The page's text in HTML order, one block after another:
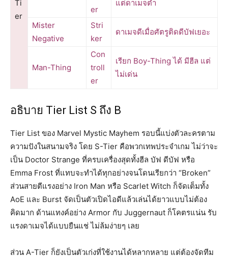
Ti
er
er
แต่ดาเมจต่ำ
Mister
Negative
Stri
ker
ดาเมจดีเมื่อศัตรูติดดีบัฟเยอะ
Man-Thing
Con
troll
er
เรียก Boy-Thing ได้ มีฮีล แต่
ไม่เด่น
อธิบาย Tier List S ถึง B
Tier List ของ Marvel Mystic Mayhem รอบนี้แบ่งตัวละครตาม
ความปังในสนามจริง โดย S-Tier คือพวกเทพประจำเกม ไม่ว่าจะ
เป็น Doctor Strange ที่ครบเครื่องสุดทั้งฮีล บัฟ ดีบัฟ หรือ
Emma Frost ที่แทบจะทำได้ทุกอย่างจนโดนเรียกว่า “Broken”
ส่วนสายตีแรงอย่าง Iron Man หรือ Scarlet Witch ก็จัดเต็มทั้ง
AoE และ Burst จัดเป็นตัวเปิดไอดีแล้วเล่นได้ยาวแบบไม่ต้อง
คิดมาก ด้านแทงค์อย่าง Armor กับ Juggernaut ก็โคตรแน่น รับ
แรงดาเมจได้แบบยืนแช่ ไม่ล้มง่ายๆ เลย
ส่วน A-Tier ก็ยังเป็นตัวเก่งที่ใช้งานได้หลากหลาย แต่ต้องจัดทีม